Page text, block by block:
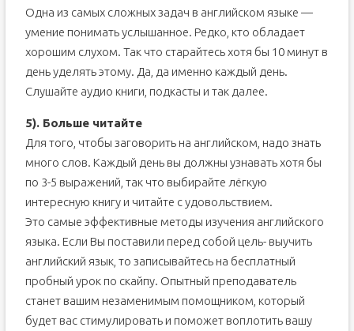
Одна из самых сложных задач в английском языке —
умение понимать услышанное. Редко, кто обладает
хорошим слухом. Так что старайтесь хотя бы 10 минут в
день уделять этому. Да, да именно каждый день.
Слушайте аудио книги, подкасты и так далее.
5). Больше читайте
Для того, чтобы заговорить на английском, надо знать
много слов. Каждый день вы должны узнавать хотя бы
по 3-5 выражений, так что выбирайте лёгкую
интересную книгу и читайте с удовольствием.
Это самые эффективные методы изучения английского
языка. Если Вы поставили перед собой цель- выучить
английский язык, то записывайтесь на бесплатный
пробный урок по скайпу. Опытный преподаватель
станет вашим незаменимым помощником, который
будет вас стимулировать и поможет воплотить вашу